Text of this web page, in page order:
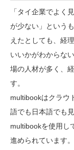
「タイ企業でよく
が少ない」という
えたとしても、経
いいかがわからな
場の人材が多く、
す。
multibookはクラウ
語でも日本語でも
multibookを使用し
進められています